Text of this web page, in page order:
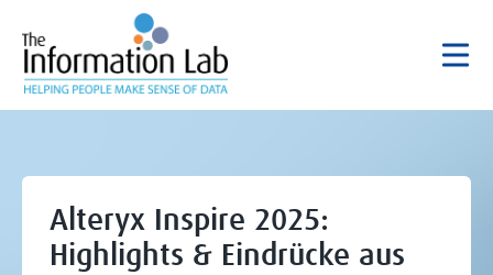
Alteryx Inspire 2025:
Highlights & Eindrücke aus